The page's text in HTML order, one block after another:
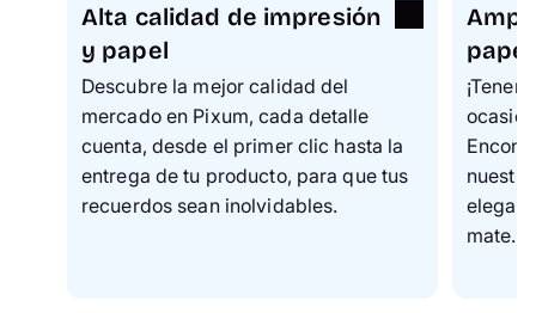
Alta calidad de impresión
y papel
Descubre la mejor calidad del
mercado en Pixum, cada detalle
cuenta, desde el primer clic hasta la
entrega de tu producto, para que tus
recuerdos sean inolvidables.
papel
¡
mate.